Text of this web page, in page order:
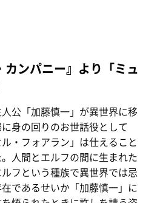
カンパニー』より「ミュ
公「加藤慎一」が異世界に移
身の回りのお世話役として
ル・フォアラン」は仕えること
人間とエルフの間に生まれた
フという種族で異世界では忌
であるせいか「加藤慎一」に